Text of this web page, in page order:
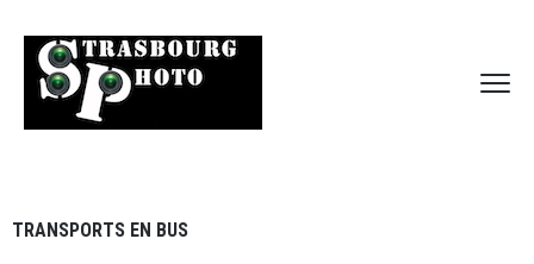
TRANSPORTS EN BUS